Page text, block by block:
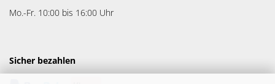
Mo.-Fr. 10:00 bis 16:00 Uhr
Sicher bezahlen